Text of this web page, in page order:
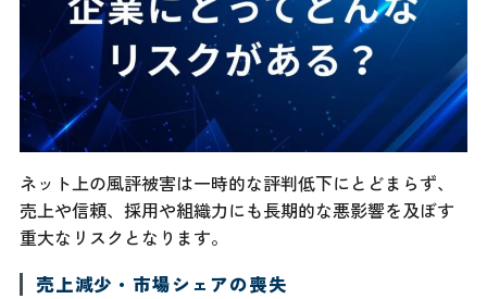
ネット上の風評被害は一時的な評判低下にとどまらず、
売上や信頼、採用や組織力にも長期的な悪影響を及ぼす
重大なリスクとなります。
売上減少・市場シェアの喪失